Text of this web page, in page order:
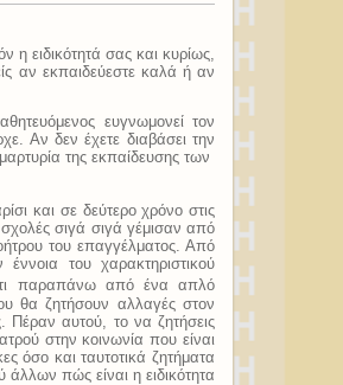
η ειδικότητά σας και κυρίως,
αν εκπαιδεύεστε καλά ή αν
ευγνωμονεί τον
Αν δεν έχετε διαβάσει την
της εκπαίδευσης των
και σε δεύτερο χρόνο στις
σιγά σιγά γέμισαν από
του επαγγέλματος. Από
του χαρακτηριστικού
παραπάνω από ένα απλό
θα ζητήσουν αλλαγές στον
Πέραν αυτού, το να ζητήσεις
στην κοινωνία που είναι
όσο και ταυτοτικά ζητήματα
πώς είναι η ειδικότητα